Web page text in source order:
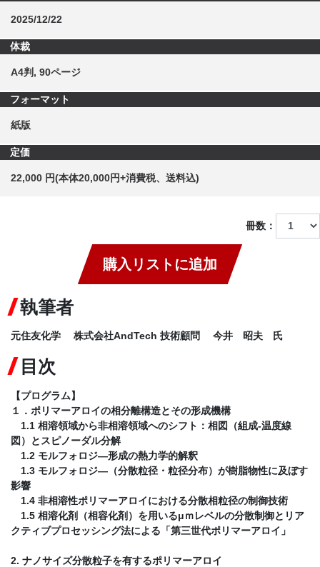
2025/12/22
体裁
A4判, 90ページ
フォーマット
紙版
定価
22,000 円(本体20,000円+消費税、送料込)
冊数：
購入リストに追加
執筆者
元住友化学 株式会社AndTech 技術顧問 今井 昭夫 氏
目次
【プログラム】
１．ポリマーアロイの相分離構造とその形成機構
1.1 相溶領域から非相溶領域へのシフト：相図（組成-温度線
図）とスピノーダル分解
1.2 モルフォロジ―形成の熱力学的解釈
1.3 モルフォロジ―（分散粒径・粒径分布）が樹脂物性に及ぼす
影響
1.4 非相溶性ポリマーアロイにおける分散相粒径の制御技術
1.5 相溶化剤（相容化剤）を用いるμｍレベルの分散制御とリア
クティブプロセッシング法による「第三世代ポリマーアロイ」
2. ナノサイズ分散粒子を有するポリマーアロイ